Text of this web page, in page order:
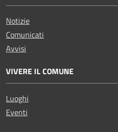
Notizie
Comunicati
Avvisi
VIVERE IL COMUNE
Luoghi
Eventi